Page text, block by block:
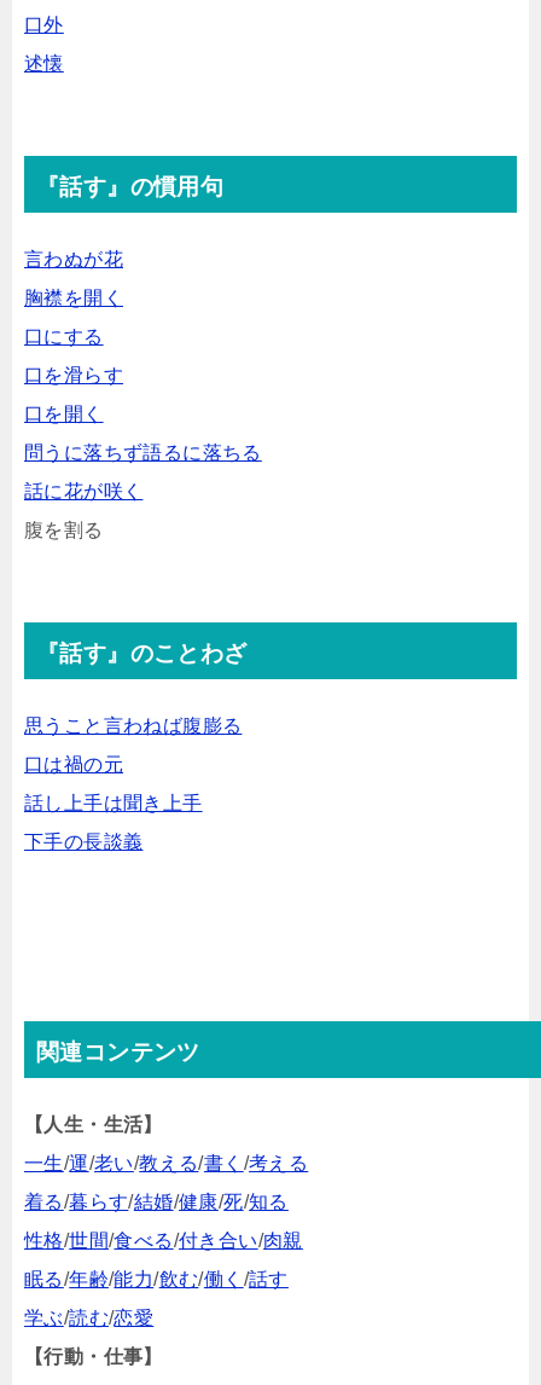
口外
述懐
『話す』の慣用句
言わぬが花
胸襟を開く
口にする
口を滑らす
口を開く
問うに落ちず語るに落ちる
話に花が咲く
腹を割る
『話す』のことわざ
思うこと言わねば腹膨る
口は禍の元
話し上手は聞き上手
下手の長談義
関連コンテンツ
【人生・生活】
一生/運/老い/教える/書く /考える
着る/暮らす/結婚/健康/死/知る
性格/世間/食べる/付き合い/肉親
眠る/年齢/能力/飲む/働く /話す
学ぶ/読む/恋愛
【行動・仕事】